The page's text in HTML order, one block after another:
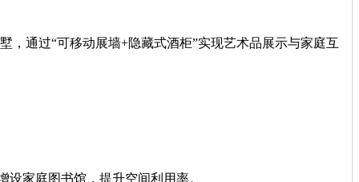
，通过“可移动展墙+隐藏式酒柜”实现艺术品展示与家庭互
家庭图书馆，提升空间利用率。